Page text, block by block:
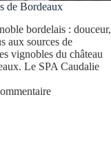
de Bordeaux
bordelais : douceur,
aux sources de
vignobles du château
Le SPA Caudalie